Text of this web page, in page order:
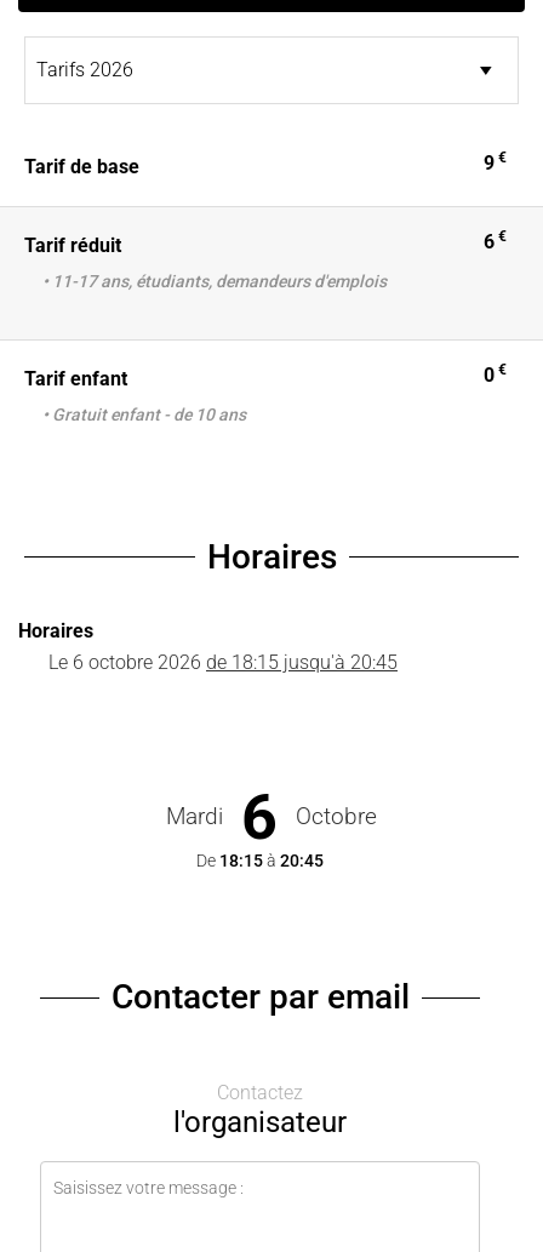
Tarif de base 9 €
Tarif réduit 6 €
• 11-17 ans, étudiants, demandeurs d'emplois
Tarif enfant 0 €
• Gratuit enfant - de 10 ans
Horaires
Horaires
Le 6 octobre 2026 de 18:15 jusqu'à 20:45
Mardi 6 Octobre
De 18:15à 20:45
Contacter par email
Contactez
l'organisateur